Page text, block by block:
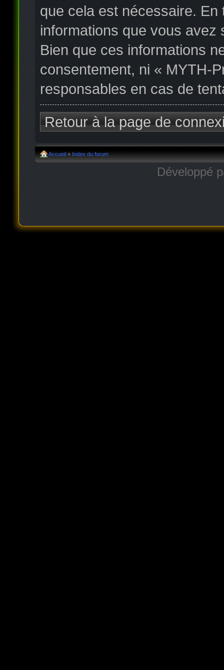
que cela est nécessaire.
informations que vous
Bien que ces informations
consentement, ni « MYTH-
responsables en cas de
Retour à la page de
Accueil » Index du forum
Développé